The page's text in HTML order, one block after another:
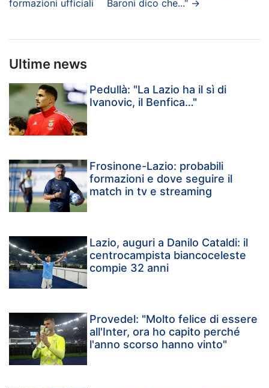
formazioni ufficiali
Baroni dico che..." →
Ultime news
Pedullà: "La Lazio ha il sì di
Ivanovic, il Benfica…"
Frosinone-Lazio: probabili
formazioni e dove seguire il
match in tv e streaming
Lazio, auguri a Danilo Cataldi: il
centrocampista biancoceleste
compie 32 anni
Provedel: "Molto felice di essere
all'Inter, ora ho capito perché
l'anno scorso hanno vinto"